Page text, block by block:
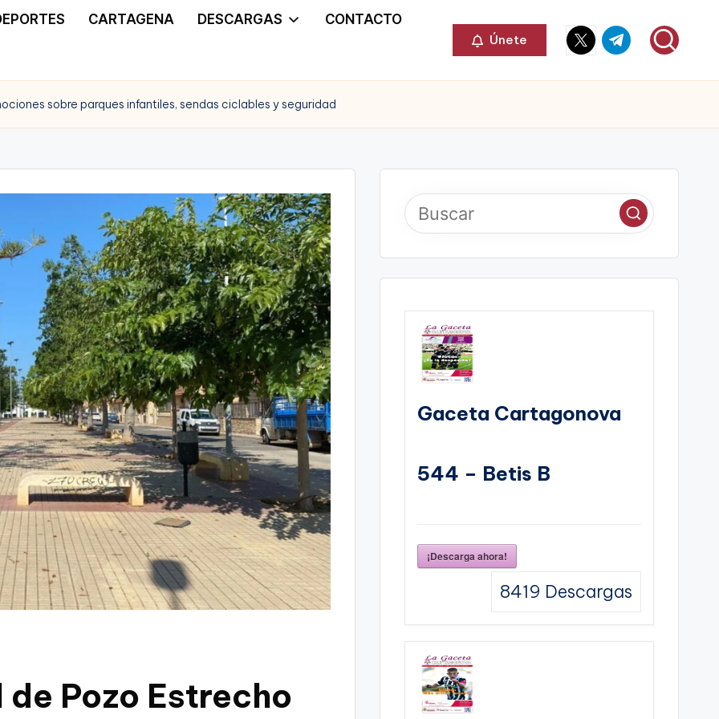
CARTAGENA DESCARGAS CONTACTO
Únete
Elemento
del
Elemento
del
sobre parques infantiles, sendas ciclables y seguridad
Pozo Estrecho
Gaceta Cartagonova
544 – Betis B
¡Descarga ahora!
8419 Descargas